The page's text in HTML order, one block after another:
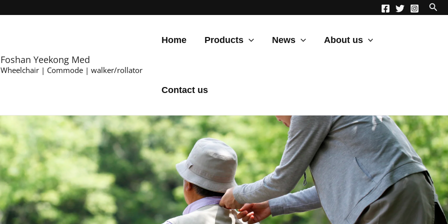
Foshan Yeekong Med
Wheelchair | Commode | walker/rollator
Home Products News About us
Contact us